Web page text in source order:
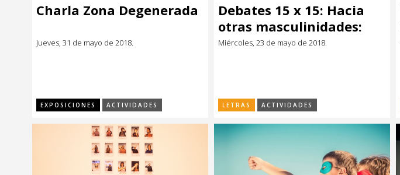
Charla Zona Degenerada
Jueves, 31 de mayo de 2018.
EXPOSICIONES ACTIVIDADES
Debates 15 x 15: Hacia
otras masculinidades:
¿reformar, abolir,
Miércoles, 23 de mayo de 2018.
LETRAS ACTIVIDADES